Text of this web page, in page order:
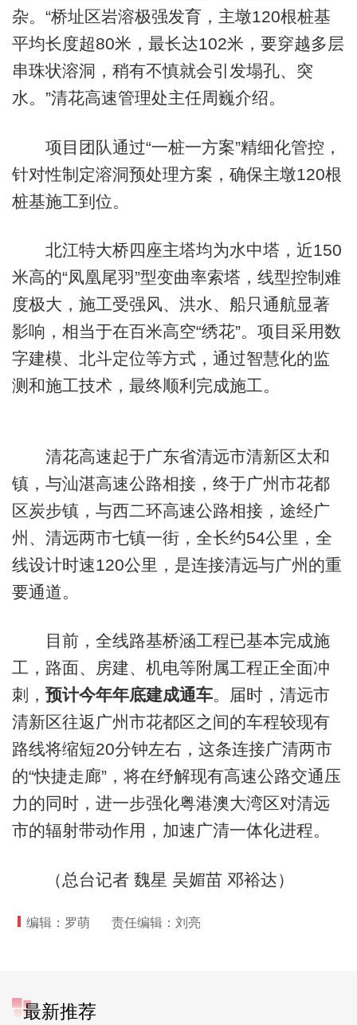
杂。“桥址区岩溶极强发育，主墩120根桩基
平均长度超80米，最长达102米，要穿越多层
串珠状溶洞，稍有不慎就会引发塌孔、突
水。”清花高速管理处主任周巍介绍。
项目团队通过“一桩一方案”精细化管控，
针对性制定溶洞预处理方案，确保主墩120根
桩基施工到位。
北江特大桥四座主塔均为水中塔，近150
米高的“凤凰尾羽”型变曲率索塔，线型控制难
度极大，施工受强风、洪水、船只通航显著
影响，相当于在百米高空“绣花”。项目采用数
字建模、北斗定位等方式，通过智慧化的监
测和施工技术，最终顺利完成施工。
清花高速起于广东省清远市清新区太和
镇，与汕湛高速公路相接，终于广州市花都
区炭步镇，与西二环高速公路相接，途经广
州、清远两市七镇一街，全长约54公里，全
线设计时速120公里，是连接清远与广州的重
要通道。
目前，全线路基桥涵工程已基本完成施
工，路面、房建、机电等附属工程正全面冲
刺， 预计今年年底建成通车。届时，清远市
清新区往返广州市花都区之间的车程较现有
路线将缩短20分钟左右，这条连接广清两市
的“快捷走廊”，将在纾解现有高速公路交通压
力的同时，进一步强化粤港澳大湾区对清远
市的辐射带动作用，加速广清一体化进程。
（总台记者 魏星 吴媚苗 邓裕达）
编辑：罗萌 责任编辑：刘亮
最新推荐